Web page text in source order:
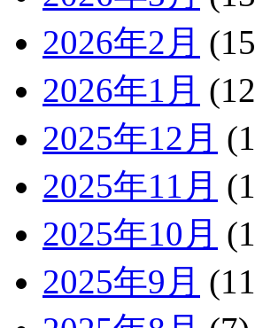
2026年2月
2026年1月
2025年12月
2025年11月
2025年10月
2025年9月